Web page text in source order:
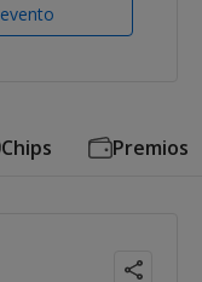
evento
Chips Premios